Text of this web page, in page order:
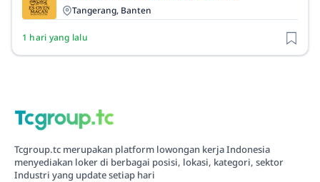
Tangerang, Banten
1 hari yang lalu
Tcgroup.tc merupakan platform lowongan kerja Indonesia
menyediakan loker di berbagai posisi, lokasi, kategori, sektor
Industri yang update setiap hari